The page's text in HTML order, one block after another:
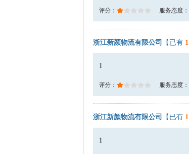
评分： 服务态度：
浙江新颜物流有限公司 【已有 1
1
评分： 服务态度：
浙江新颜物流有限公司 【已有 1
1